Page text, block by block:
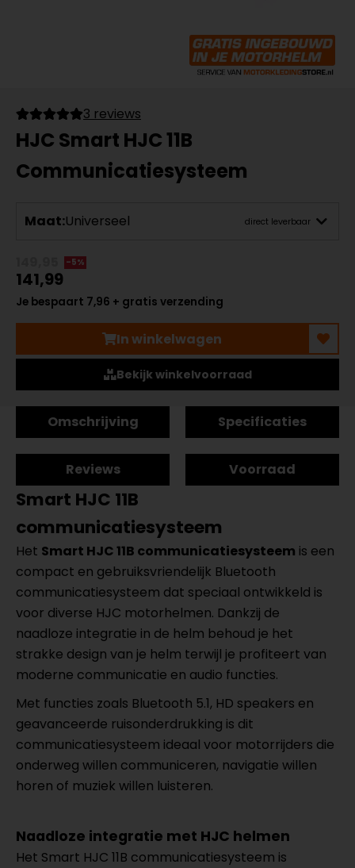
3 reviews
HJC Smart HJC 11B
Communicatiesysteem
Maat:Universeel direct leverbaar
-5%
141,99
Je bespaart 7,96 + gratis verzending
In winkelwagen
Bekijk winkelvoorraad
Omschrijving Specificaties
Reviews Voorraad
Smart HJC 11B
communicatiesysteem
Het Smart HJC 11B communicatiesysteem is een
compact en gebruiksvriendelijk Bluetooth
communicatiesysteem dat speciaal ontwikkeld is
voor diverse HJC motorhelmen. Dankzij de
naadloze integratie in de helm behoud je het
strakke design van je helm terwijl je profiteert van
moderne communicatie en audio functies.
Met functies zoals Bluetooth 5.1, HD speakers en
geavanceerde ruisonderdrukking is dit
communicatiesysteem ideaal voor motorrijders die
onderweg willen communiceren, navigatie willen
horen of muziek willen luisteren.
Naadloze integratie met HJC helmen
Het Smart HJC 11B communicatiesysteem is